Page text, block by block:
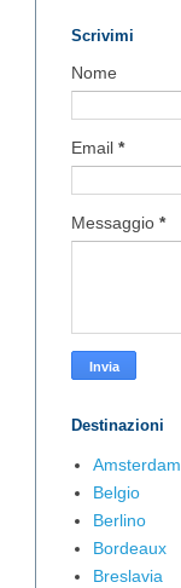
Scrivimi
Nome
Email *
Messaggio *
Destinazioni
Amsterdam
Belgio
Berlino
Bordeaux
Breslavia